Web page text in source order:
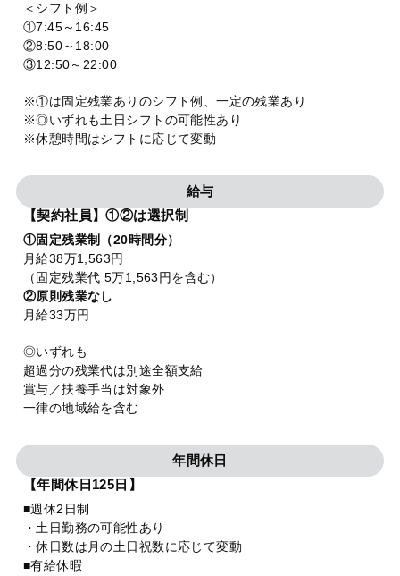
＜シフト例＞
①7:45～16:45
②8:50～18:00
③12:50～22:00
※①は固定残業ありのシフト例、一定の残業あり
※◎いずれも土日シフトの可能性あり
※休憩時間はシフトに応じて変動
給与
【契約社員】①②は選択制
①固定残業制（20時間分）
月給38万1,563円
（固定残業代 5万1,563円を含む）
②原則残業なし
月給33万円
◎いずれも
超過分の残業代は別途全額支給
賞与／扶養手当は対象外
一律の地域給を含む
年間休日
【年間休日125日】
■週休2日制
・土日勤務の可能性あり
・休日数は月の土日祝数に応じて変動
■有給休暇